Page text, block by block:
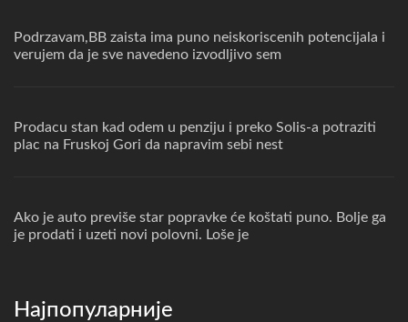
Podrzavam,BB zaista ima puno neiskoriscenih potencijala i
verujem da je sve navedeno izvodljivo sem
Prodacu stan kad odem u penziju i preko Solis-a potraziti
plac na Fruskoj Gori da napravim sebi nest
Ako je auto previše star popravke će koštati puno. Bolje ga
je prodati i uzeti novi polovni. Loše je
Најпопуларније